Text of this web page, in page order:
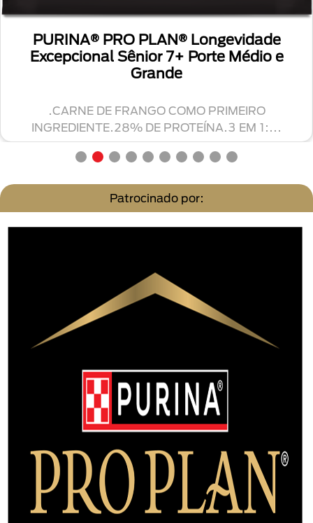
PURINA® PRO PLAN® Longevidade
Excepcional Sênior 7+ Porte Médio e
Grande
.CARNE DE FRANGO COMO PRIMEIRO
INGREDIENTE.28% DE PROTEÍNA.3 EM 1:...
Patrocinado por: